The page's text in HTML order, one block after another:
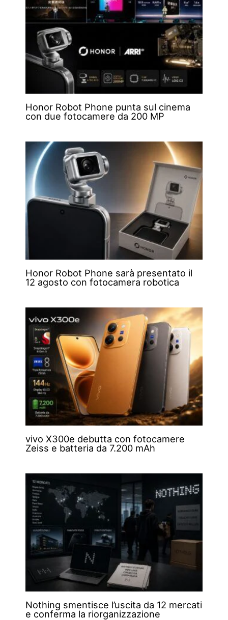
Honor Robot Phone punta sul cinema
con due fotocamere da 200 MP
Honor Robot Phone sarà presentato il
12 agosto con fotocamera robotica
vivo X300e debutta con fotocamere
Zeiss e batteria da 7.200 mAh
Nothing smentisce l’uscita da 12 mercati
e conferma la riorganizzazione